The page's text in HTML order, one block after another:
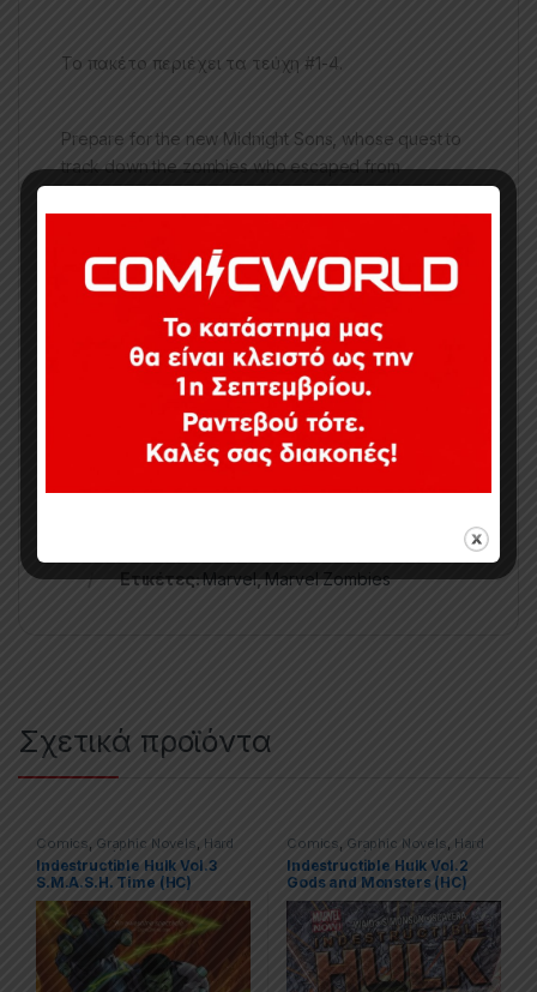
Το πακέτο περιέχει τα τεύχη #1-4.
Prepare for the new Midnight Sons, whose quest to
track down the zombies who escaped from
ΠΡΟΣΟΧΗ, κάποια τεύχη ενδέχεται να είναι
ελάχιστα μεταχειρισμένα.
Ετικέτες:Marvel,Marvel Zombies
Σχετικά προϊόντα
Comics, Graphic Novels, Hard
Covers (HC), Hulk, Marvel
Indestructible Hulk Vol.3
S.M.A.S.H. Time (HC)
Comics , Graphic Novels , Hard
Covers (HC), Hulk, Marvel
Indestructible Hulk Vol.2
Gods and Monsters (HC)